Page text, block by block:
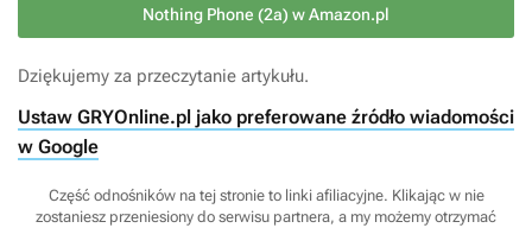
Nothing Phone (2a) w Amazon.pl
Dziękujemy za przeczytanie artykułu.
Ustaw GRYOnline.pl jako preferowane źródło wiadomości
w Google
Część odnośników na tej stronie to linki afiliacyjne. Klikając w nie
zostaniesz przeniesiony do serwisu partnera, a my możemy otrzymać